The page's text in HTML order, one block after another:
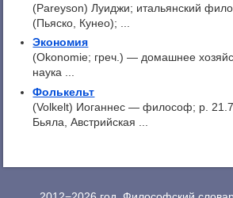
(Pareyson) Луиджи; итальянский
(Пьяско, Кунео); ...
Экономия
(Okonomie; греч.) — домашнее
наука ...
Фолькельт
(Volkelt) Иоганнес — философ; p.
Бьяла, Австрийская ...